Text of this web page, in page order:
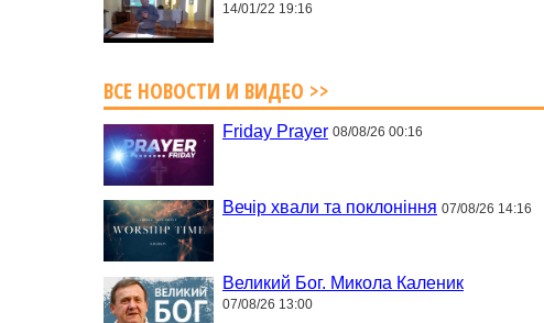
14/01/22 19:16
ВСЕ НОВОСТИ И ВИДЕО >>
Friday Prayer 08/08/26 00:16
Вечір хвали та поклоніння 07/08/26 14:16
Великий Бог. Микола Каленик
07/08/26 13:00